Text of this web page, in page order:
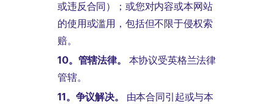
或违反合同）；或您对内容或本网站
的使用或滥用，包括但不限于侵权索
赔。
10。管辖法律。
本协议受英格兰法律
管辖。
11。争议解决。
由本合同引起或与本